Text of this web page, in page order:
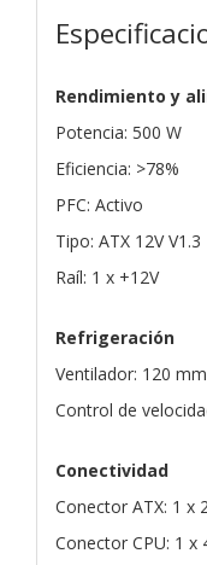
Rendimiento y
Potencia: 500 W
Eficiencia: >78%
PFC: Activo
Tipo: ATX 12V V1.3
Raíl: 1 x +12V
Refrigeración
Ventilador: 120 mm
Control de
Conectividad
Conector ATX: 1 x
Conector CPU: 1 x